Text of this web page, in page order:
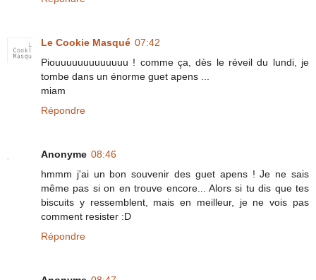
Le Cookie Masqué 07:42
Piouuuuuuuuuuuuu ! comme ça, dès le réveil du lundi, je
tombe dans un énorme guet apens ...
miam
Répondre
Anonyme 08:46
hmmm j'ai un bon souvenir des guet apens ! Je ne sais
même pas si on en trouve encore... Alors si tu dis que tes
biscuits y ressemblent, mais en meilleur, je ne vois pas
comment resister :D
Répondre